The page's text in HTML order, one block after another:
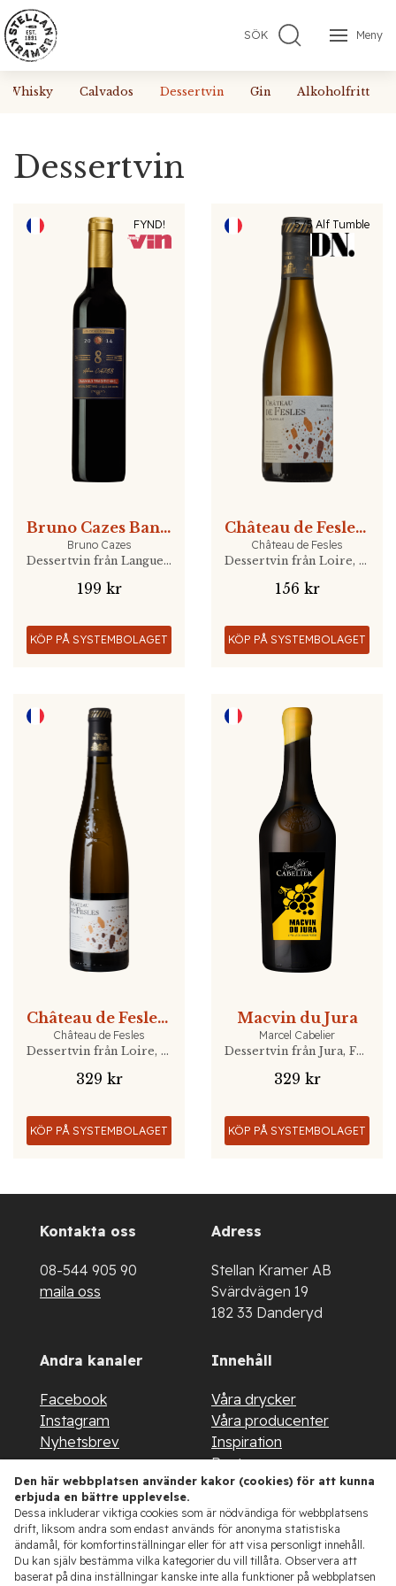
SÖK Meny
Whisky Calvados Dessertvin Gin Alkoholfritt
Dessertvin
FYND!
Bruno Cazes Banyuls
Bruno Cazes
Dessertvin från Languedoc, Frankrike
199 kr
KÖP PÅ SYSTEMBOLAGET
5/5 Alf Tumble
Château de Fesles Bonnezeaux 37,5cl
Château de Fesles
Dessertvin från Loire, Frankrike
156 kr
KÖP PÅ SYSTEMBOLAGET
Château de Fesles Bonnezeaux 50cl
Château de Fesles
Dessertvin från Loire, Frankrike
329 kr
KÖP PÅ SYSTEMBOLAGET
Macvin du Jura
Marcel Cabelier
Dessertvin från Jura, Frankrike
329 kr
KÖP PÅ SYSTEMBOLAGET
Kontakta oss
08-544 905 90
maila oss
Adress
Stellan Kramer AB
Svärdvägen 19
182 33 Danderyd
Andra kanaler
Facebook
Instagram
Nyhetsbrev
Innehåll
Våra drycker
Våra producenter
Inspiration
Restaurang
About us
Kontakt
Den här webbplatsen använder kakor (cookies) för att kunna
erbjuda en bättre upplevelse.
Dessa inkluderar viktiga cookies som är nödvändiga för webbplatsens
drift, liksom andra som endast används för anonyma statistiska
ändamål, för komfortinställningar eller för att visa personligt innehåll.
Du kan själv bestämma vilka kategorier du vill tillåta. Observera att
baserat på dina inställningar kanske inte alla funktioner på webbplatsen